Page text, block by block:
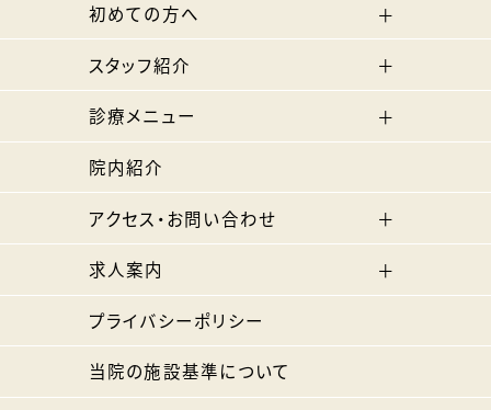
初めての方へ
スタッフ紹介
診療メニュー
院内紹介
アクセス・お問い合わせ
求人案内
プライバシーポリシー
当院の施設基準について